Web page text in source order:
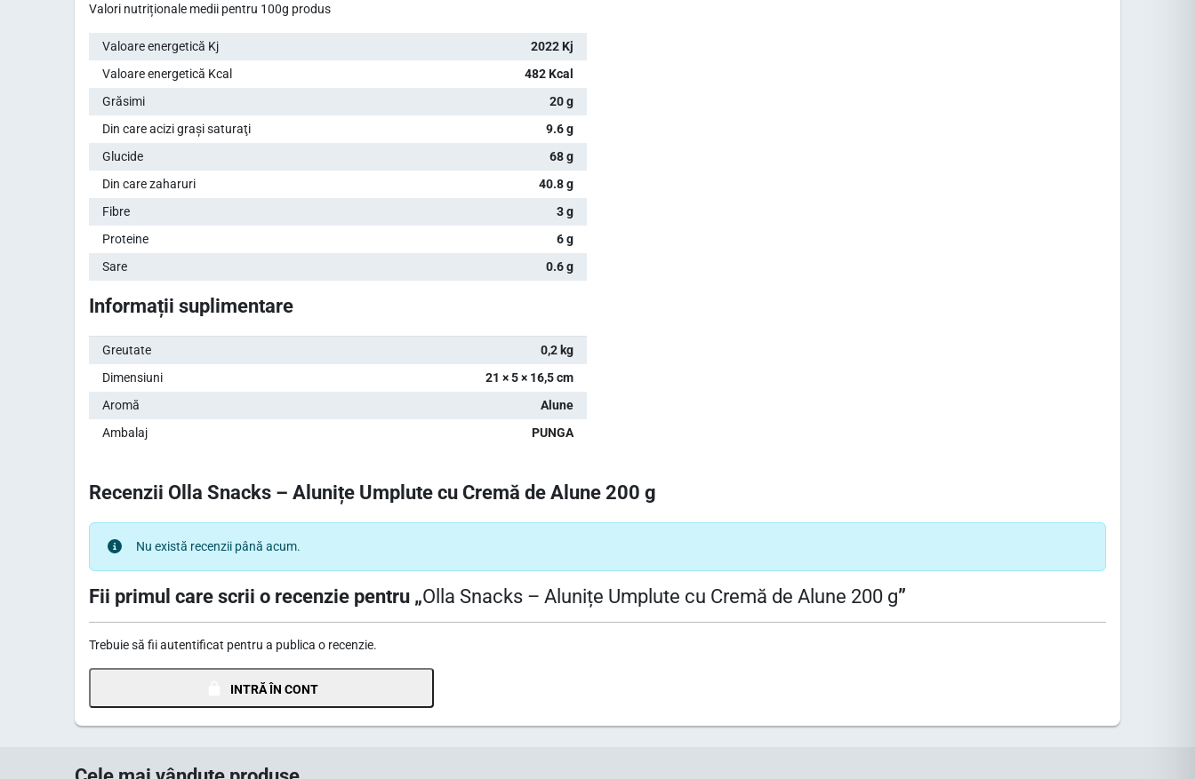
Valori nutriționale medii pentru 100g produs
Valoare energetică Kj
2022 Kj
Valoare energetică Kcal
482 Kcal
Grăsimi
20 g
Din care acizi graşi saturaţi
9.6 g
Glucide
68 g
Din care zaharuri
40.8 g
Fibre
3 g
Proteine
6 g
Sare
0.6 g
Informații suplimentare
Greutate
0,2 kg
Dimensiuni
21 × 5 × 16,5 cm
Aromă
Alune
Ambalaj
PUNGA
Recenzii Olla Snacks – Alunițe Umplute cu Cremă de Alune 200 g
Nu există recenzii până acum.
Fii primul care scrii o recenzie pentru „Olla Snacks – Alunițe Umplute cu Cremă de Alune 200 g”
Trebuie să fiiautentificat pentru a publica o recenzie.
INTRĂ ÎN CONT